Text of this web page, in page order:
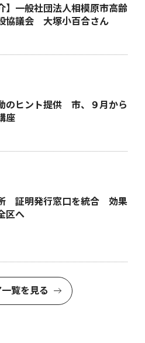
】一般社団法人相模原市高齢
協議会 大塚小百合さん
のヒント提供 市、９月から
座
証明発行窓口を統合 効果
区へ
覧を見る